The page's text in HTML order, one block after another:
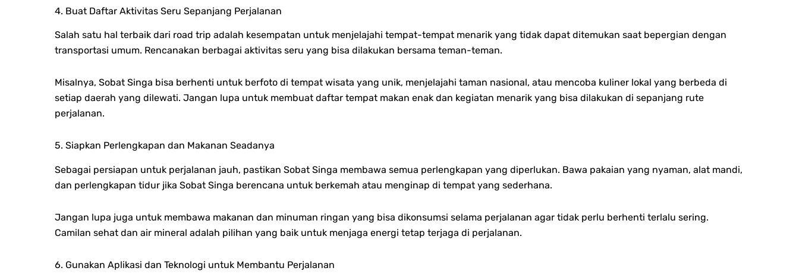
4. Buat Daftar Aktivitas Seru Sepanjang Perjalanan
Salah satu hal terbaik dari road trip adalah kesempatan untuk menjelajahi tempat-tempat menarik yang tidak dapat ditemukan saat bepergian dengan
transportasi umum. Rencanakan berbagai aktivitas seru yang bisa dilakukan bersama teman-teman.
Misalnya, Sobat Singa bisa berhenti untuk berfoto di tempat wisata yang unik, menjelajahi taman nasional, atau mencoba kuliner lokal yang berbeda di
setiap daerah yang dilewati. Jangan lupa untuk membuat daftar tempat makan enak dan kegiatan menarik yang bisa dilakukan di sepanjang rute
perjalanan.
5. Siapkan Perlengkapan dan Makanan Seadanya
Sebagai persiapan untuk perjalanan jauh, pastikan Sobat Singa membawa semua perlengkapan yang diperlukan. Bawa pakaian yang nyaman, alat mandi,
dan perlengkapan tidur jika Sobat Singa berencana untuk berkemah atau menginap di tempat yang sederhana.
Jangan lupa juga untuk membawa makanan dan minuman ringan yang bisa dikonsumsi selama perjalanan agar tidak perlu berhenti terlalu sering.
Camilan sehat dan air mineral adalah pilihan yang baik untuk menjaga energi tetap terjaga di perjalanan.
6. Gunakan Aplikasi dan Teknologi untuk Membantu Perjalanan